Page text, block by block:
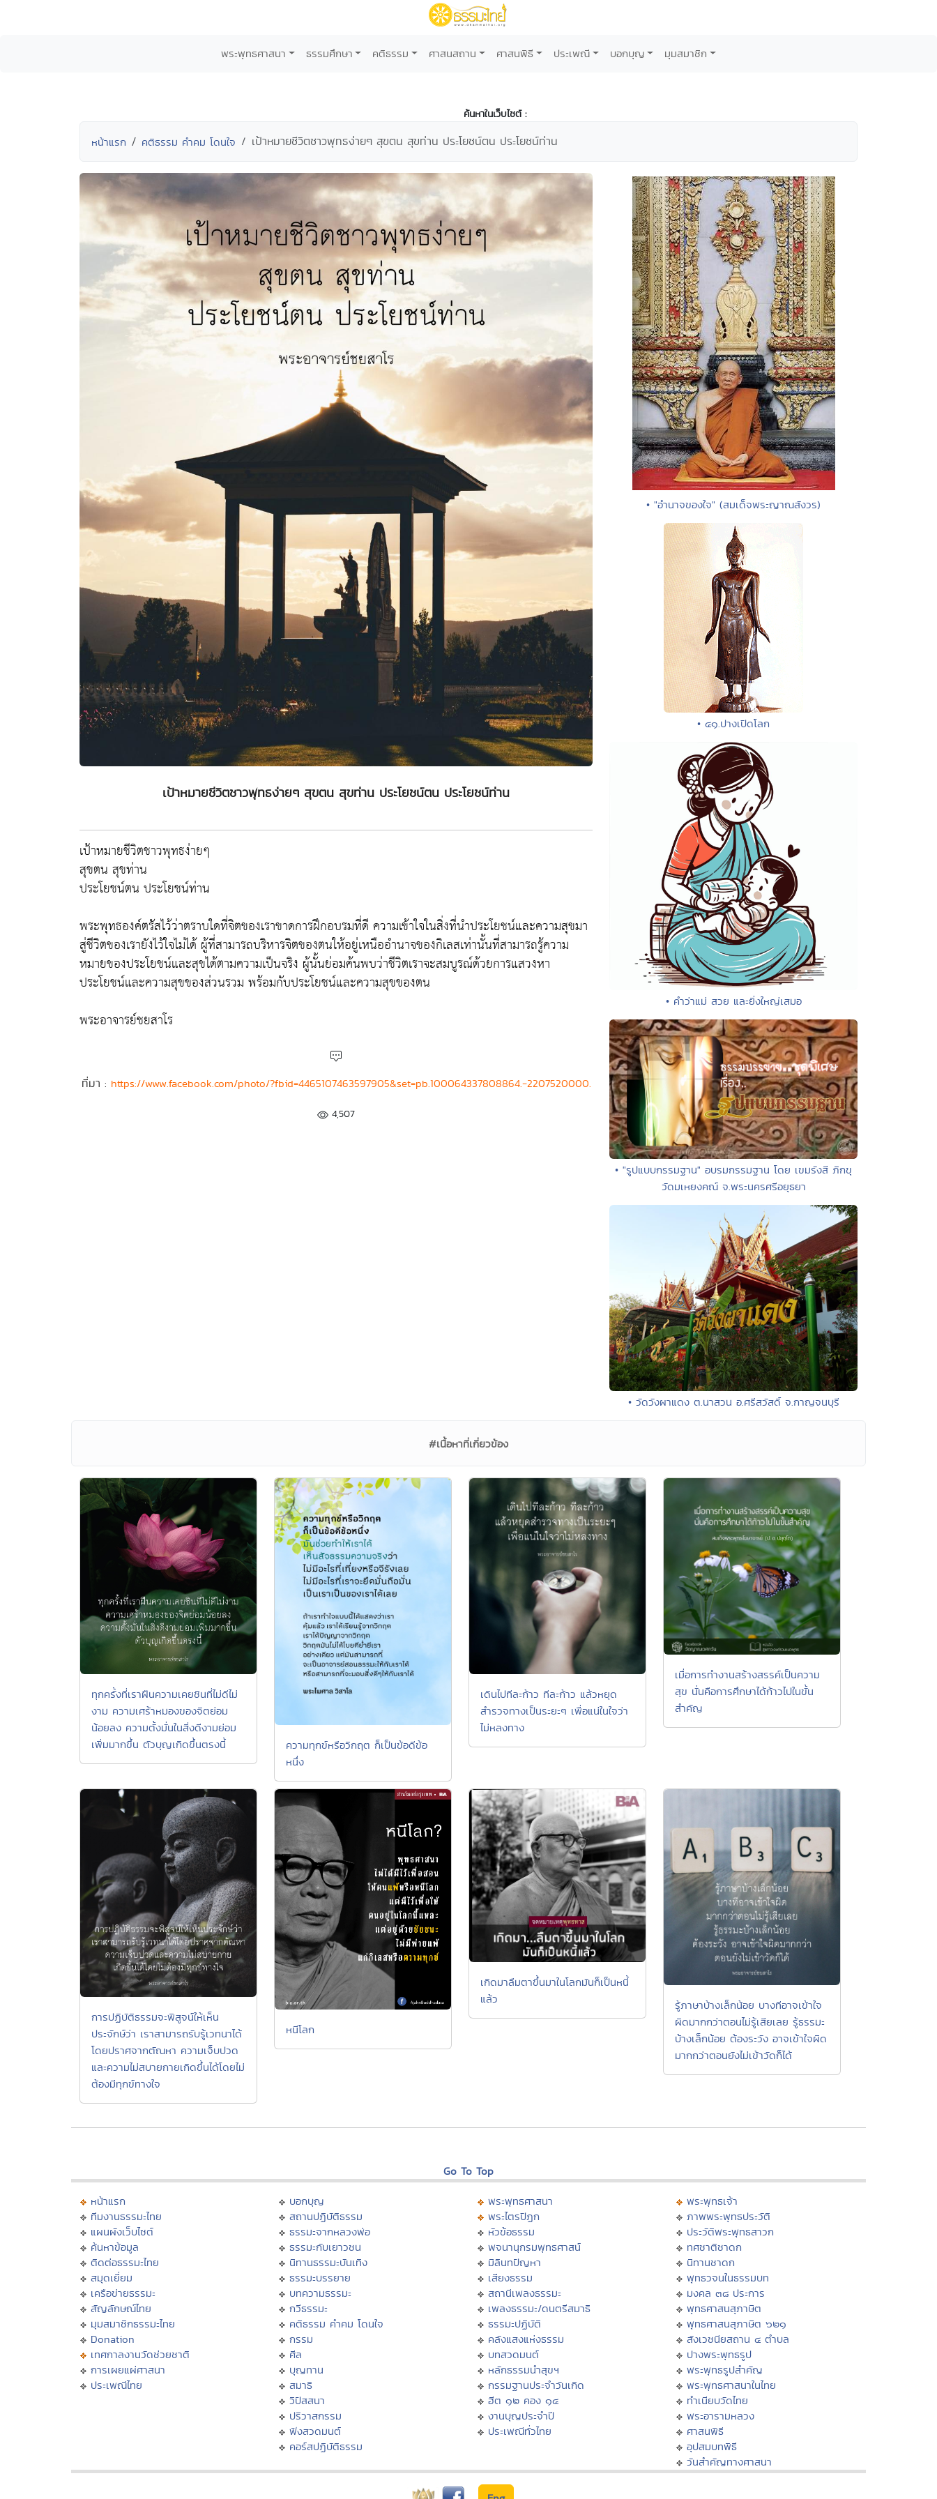
พระพุทธศาสนา ธรรมศึกษา คติธรรม ศาสนสถาน ศาสนพิธี ประเพณี บอกบุญ มุมสมาชิก
ค้นหาในเว็บไซต์ :
หน้าแรก คติธรรม คำคม โดนใจ เป้าหมายชีวิตชาวพุทธง่ายๆ สุขตน สุขท่าน ประโยชน์ตน ประโยชน์ท่าน
เป้าหมายชีวิตชาวพุทธง่ายๆ สุขตน สุขท่าน ประโยชน์ตน ประโยชน์ท่าน
เป้าหมายชีวิตชาวพุทธง่ายๆ
สุขตน สุขท่าน
ประโยชน์ตน ประโยชน์ท่าน
พระพุทธองค์ตรัสไว้ว่าตราบใดที่จิตของเราขาดการฝึกอบรมที่ดี ความเข้าใจในสิ่งที่นำประโยชน์และความสุขมา
สู่ชีวิตของเรายังไว้ใจไม่ได้ ผู้ที่สามารถบริหารจิตของตนให้อยู่เหนืออำนาจของกิเลสเท่านั้นที่สามารถรู้ความ
หมายของประโยชน์และสุขได้ตามความเป็นจริง ผู้นั้นย่อมค้นพบว่าชีวิตเราจะสมบูรณ์ด้วยการแสวงหา
ประโยชน์และความสุขของส่วนรวม พร้อมกับประโยชน์และความสุขของตน
พระอาจารย์ชยสาโร
ที่มา : https://www.facebook.com/photo/?fbid=4465107463597905&set=pb.100064337808864.-2207520000.
4,507
• "อำนาจของใจ" (สมเด็จพระญาณสังวร)
• ๔๑.ปางเปิดโลก
• คำว่าแม่ สวย และยิ่งใหญ่เสมอ
• "รูปแบบกรรมฐาน" อบรมกรรมฐาน โดย เขมรังสี ภิกขุ
วัดมเหยงคณ์ จ.พระนครศรีอยุธยา
• วัดวังผาแดง ต.นาสวน อ.ศรีสวัสดิ์ จ.กาญจนบุรี
#เนื้อหาที่เกี่ยวข้อง
ทุกครั้งที่เราฝืนความเคยชินที่ไม่ดีไม่
งาม ความเศร้าหมองของจิตย่อม
น้อยลง ความตั้งมั่นในสิ่งดีงามย่อม
เพิ่มมากขึ้น ตัวบุญเกิดขึ้นตรงนี้
ความทุกข์หรือวิกฤต ก็เป็นข้อดีข้อ
หนึ่ง
เดินไปทีละก้าว ทีละก้าว แล้วหยุด
สำรวจทางเป็นระยะๆ เพื่อแน่ในใจว่า
ไม่หลงทาง
เมื่อการทำงานสร้างสรรค์เป็นความ
สุข นั่นคือการศึกษาได้ก้าวไปในขั้น
สำคัญ
การปฏิบัติธรรมจะพิสูจน์ให้เห็น
ประจักษ์ว่า เราสามารถรับรู้เวทนาได้
โดยปราศจากตัณหา ความเจ็บปวด
และความไม่สบายกายเกิดขึ้นได้โดยไม่
ต้องมีทุกข์ทางใจ
หนีโลก
เกิดมาลืมตาขึ้นมาในโลกมันก็เป็นหนี้
แล้ว
รู้ภาษาบ้างเล็กน้อย บางทีอาจเข้าใจ
ผิดมากกว่าตอนไม่รู้เสียเลย รู้ธรรมะ
บ้างเล็กน้อย ต้องระวัง อาจเข้าใจผิด
มากกว่าตอนยังไม่เข้าวัดก็ได้
Go To Top
หน้าแรก
ทีมงานธรรมะไทย
แผนผังเว็บไซต์
ค้นหาข้อมูล
ติดต่อธรรมะไทย
สมุดเยี่ยม
เครือข่ายธรรมะ
สัญลักษณ์ไทย
มุมสมาชิกธรรมะไทย
Donation
เทศกาลงานวัดช่วยชาติ
การเผยแผ่ศาสนา
ประเพณีไทย
บอกบุญ
สถานปฏิบัติธรรม
ธรรมะจากหลวงพ่อ
ธรรมะกับเยาวชน
นิทานธรรมะบันเทิง
ธรรมะบรรยาย
บทความธรรมะ
กวีธรรมะ
คติธรรม คำคม โดนใจ
กรรม
ศีล
บุญทาน
สมาธิ
วิปัสสนา
ปริวาสกรรม
ฟังสวดมนต์
คอร์สปฏิบัติธรรม
พระพุทธศาสนา
พระไตรปิฏก
หัวข้อธรรม
พจนานุกรมพุทธศาสน์
มิลินทปัญหา
เสียงธรรม
สถานีเพลงธรรมะ
เพลงธรรมะ/ดนตรีสมาธิ
ธรรมะปฏิบัติ
คลังแสงแห่งธรรม
บทสวดมนต์
หลักธรรมนำสุขฯ
กรรมฐานประจำวันเกิด
ฮีต ๑๒ คอง ๑๔
งานบุญประจำปี
ประเพณีทั่วไทย
พระพุทธเจ้า
ภาพพระพุทธประวัติ
ประวัติพระพุทธสาวก
ทศชาติชาดก
นิทานชาดก
พุทธวจนในธรรมบท
มงคล ๓๘ ประการ
พุทธศาสนสุภาษิต
พุทธศาสนสุภาษิต ๖๒๑
สังเวชนียสถาน ๔ ตำบล
ปางพระพุทธรูป
พระพุทธรูปสำคัญ
พระพุทธศาสนาในไทย
ทำเนียบวัดไทย
พระอารามหลวง
ศาสนพิธี
อุปสมบทพิธี
วันสำคัญทางศาสนา